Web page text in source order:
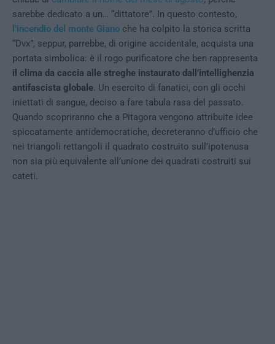
sarebbe dedicato a un… “dittatore”. In questo contesto,
l’incendio del monte Giano che ha colpito la storica scritta
“Dvx”, seppur, parrebbe, di origine accidentale, acquista una
portata simbolica: è il rogo purificatore che ben rappresenta
il clima da caccia alle streghe instaurato dall’intellighenzia
antifascista globale. Un esercito di fanatici, con gli occhi
iniettati di sangue, deciso a fare tabula rasa del passato.
Quando scopriranno che a Pitagora vengono attribuite idee
spiccatamente antidemocratiche, decreteranno d’ufficio che
nei triangoli rettangoli il quadrato costruito sull’ipotenusa
non sia più equivalente all’unione dei quadrati costruiti sui
cateti.